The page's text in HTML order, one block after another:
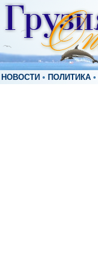
НОВОСТИ • ПОЛИТИКА •